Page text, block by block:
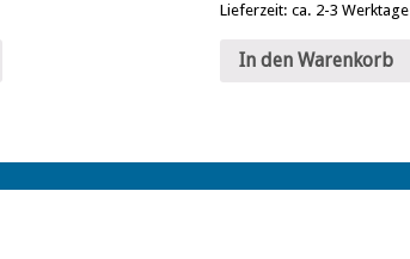
Lieferzeit: ca. 2-3 Werktage
In den Warenkorb